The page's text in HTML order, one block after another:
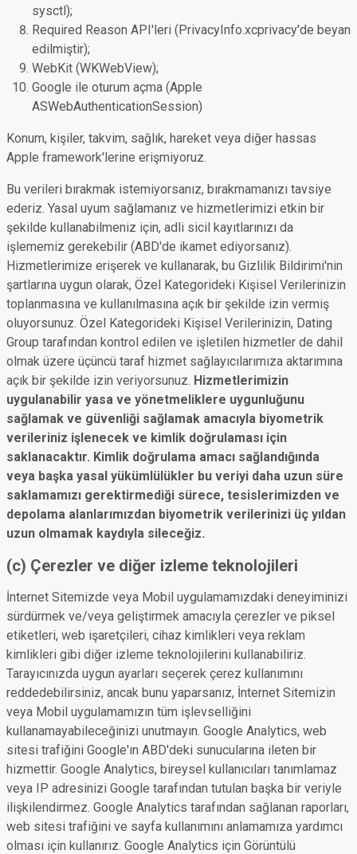
sysctl);
Required Reason API'leri (PrivacyInfo.xcprivacy'de beyan
edilmiştir);
WebKit (WKWebView);
Google ile oturum açma (Apple
ASWebAuthenticationSession)
Konum, kişiler, takvim, sağlık, hareket veya diğer hassas
Apple framework'lerine erişmiyoruz.
Bu verileri bırakmak istemiyorsanız, bırakmamanızı tavsiye
ederiz. Yasal uyum sağlamanız ve hizmetlerimizi etkin bir
şekilde kullanabilmeniz için, adli sicil kayıtlarınızı da
işlememiz gerekebilir (ABD'de ikamet ediyorsanız).
Hizmetlerimize erişerek ve kullanarak, bu Gizlilik Bildirimi'nin
şartlarına uygun olarak, Özel Kategorideki Kişisel Verilerinizin
toplanmasına ve kullanılmasına açık bir şekilde izin vermiş
oluyorsunuz. Özel Kategorideki Kişisel Verilerinizin, Dating
Group tarafından kontrol edilen ve işletilen hizmetler de dahil
olmak üzere üçüncü taraf hizmet sağlayıcılarımıza aktarımına
açık bir şekilde izin veriyorsunuz. Hizmetlerimizin
uygulanabilir yasa ve yönetmeliklere uygunluğunu
sağlamak ve güvenliği sağlamak amacıyla biyometrik
verileriniz işlenecek ve kimlik doğrulaması için
saklanacaktır. Kimlik doğrulama amacı sağlandığında
veya başka yasal yükümlülükler bu veriyi daha uzun süre
saklamamızı gerektirmediği sürece, tesislerimizden ve
depolama alanlarımızdan biyometrik verilerinizi üç yıldan
uzun olmamak kaydıyla sileceğiz.
(c) Çerezler ve diğer izleme teknolojileri
İnternet Sitemizde veya Mobil uygulamamızdaki deneyiminizi
sürdürmek ve/veya geliştirmek amacıyla çerezler ve piksel
etiketleri, web işaretçileri, cihaz kimlikleri veya reklam
kimlikleri gibi diğer izleme teknolojilerini kullanabiliriz.
Tarayıcınızda uygun ayarları seçerek çerez kullanımını
reddedebilirsiniz, ancak bunu yaparsanız, İnternet Sitemizin
veya Mobil uygulamamızın tüm işlevselliğini
kullanamayabileceğinizi unutmayın. Google Analytics, web
sitesi trafiğini Google'ın ABD'deki sunucularına ileten bir
hizmettir. Google Analytics, bireysel kullanıcıları tanımlamaz
veya IP adresinizi Google tarafından tutulan başka bir veriyle
ilişkilendirmez. Google Analytics tarafından sağlanan raporları,
web sitesi trafiğini ve sayfa kullanımını anlamamıza yardımcı
olması için kullanırız. Google Analytics için Görüntülü